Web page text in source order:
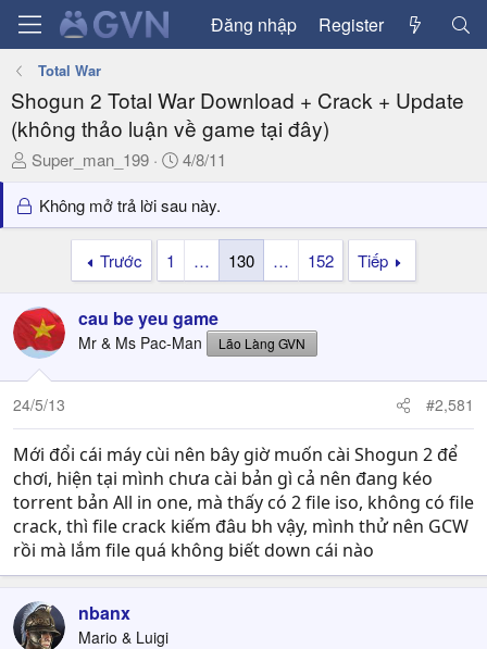
Đăng nhập Register
Total War
Shogun 2 Total War Download + Crack + Update
(không thảo luận về game tại đây)
T
r
e
t
a
r
e
r
Super_man_199
N
à
y
4/8/11
Không mở trả lời sau này.
Trước 1 … 130 … 152 Tiếp
cau be yeu game
Mr & Ms Pac-Man Lão Làng GVN
24/5/13 #2,581
Mới đổi cái máy cùi nên bây giờ muốn cài Shogun 2 để
chơi, hiện tại mình chưa cài bản gì cả nên đang kéo
torrent bản All in one, mà thấy có 2 file iso, không có file
crack, thì file crack kiếm đâu bh vậy, mình thử nên GCW
rồi mà lắm file quá không biết down cái nào
nbanx
Mario & Luigi